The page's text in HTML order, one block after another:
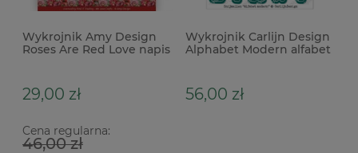
Wykrojnik Amy Design
Roses Are Red Love napis
29,00 zł
Cena regularna:
46,00 zł
Wykrojnik Carlijn Design
Alphabet Modern alfabet
56,00 zł